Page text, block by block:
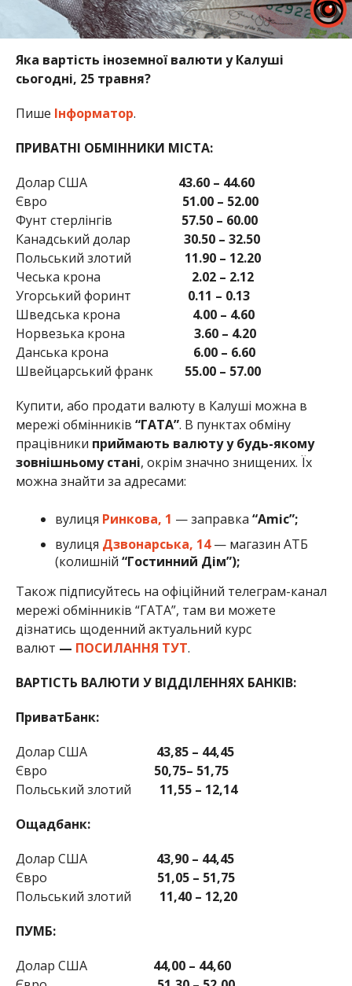
Яка вартість іноземної валюти у Калуші
сьогодні, 25 травня?
Пише Інформатор.
ПРИВАТНІ ОБМІННИКИ МІСТА:
Долар США
43.60 – 44.60
Євро
51.00 – 52.00
Фунт стерлінгів
57.50 – 60.00
Канадський долар
30.50 – 32.50
Польський злотий
11.90 – 12.20
Чеська крона
2.02 – 2.12
Угорський форинт 0.11 – 0.13
Шведська крона
4.00 – 4.60
Норвезька крона
3.60 – 4.20
Данська крона 6.00 – 6.60
Швейцарський франк55.00 – 57.00
Купити, або продати валюту в Калуші можна в
мережі обмінників “ГАТА”. В пунктах обміну
працівники приймають валюту у будь-якому
зовнішньому стані, окрім значно знищених. Їх
можна знайти за адресами:
вулиця Ринкова, 1 — заправка “Amic”;
вулиця Дзвонарська, 14— магазин АТБ
(колишній “Гостинний Дім”);
Також підписуйтесь на офіційний телеграм-канал
мережі обмінників “ГАТА”, там ви можете
дізнатись щоденний актуальний курс
валют — ПОСИЛАННЯ ТУТ.
ВАРТІСТЬ ВАЛЮТИ У ВІДДІЛЕННЯХ БАНКІВ:
ПриватБанк:
Долар США 43,85 – 44,45
Євро 50,75– 51,75
Польський злотий 11,55 – 12,14
Ощадбанк:
Долар США 43,90 – 44,45
Євро 51,05 – 51,75
Польський злотий 11,40 – 12,20
ПУМБ:
Долар США 44,00 – 44,60